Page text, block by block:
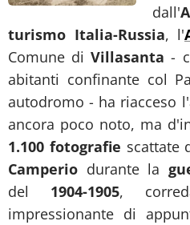
dall'
turismo Italia-Russia, l'
Comune diVillasanta -
abitanti confinante col
autodromo - ha riacceso
ancora poco noto, ma
1.100 fotografie scattate
Camperio durante la
del 1904-1905,
impressionante di